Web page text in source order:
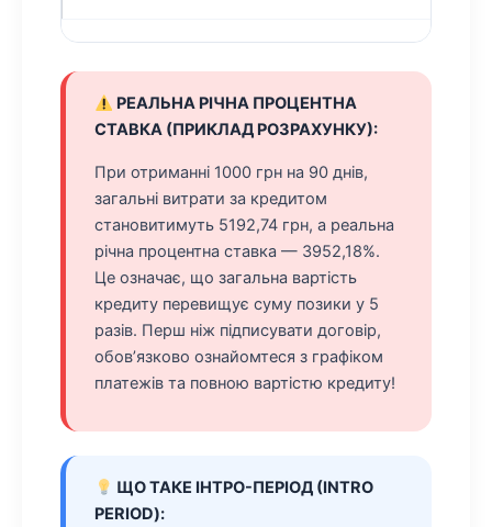
РЕАЛЬНА РІЧНА ПРОЦЕНТНА
СТАВКА (ПРИКЛАД РОЗРАХУНКУ):
При отриманні 1000 грн на 90 днів,
загальні витрати за кредитом
становитимуть 5192,74 грн, а реальна
річна процентна ставка — 3952,18%.
Це означає, що загальна вартість
кредиту перевищує суму позики у 5
разів. Перш ніж підписувати договір,
обов’язково ознайомтеся з графіком
платежів та повною вартістю кредиту!
ЩО ТАКЕ ІНТРО-ПЕРІОД (INTRO
PERIOD):